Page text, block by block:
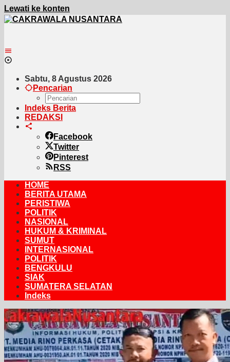
Lewati ke konten
Sabtu, 8 Agustus 2026
Pencarian
Indeks Berita
REDAKSI
Facebook
Twitter
Pinterest
RSS
HOME
BERITA UTAMA
PERISTIWA
POLITIK
NASIONAL
HUKUM & KRIMINAL
SUMUT
INTERNASIONAL
POLITIK
BENGKULU
SIAK
SUMATERA SELATAN
Indeks